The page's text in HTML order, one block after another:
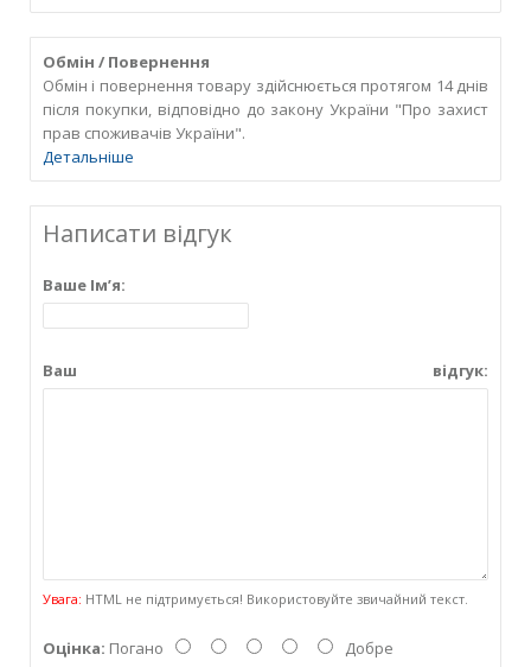
Обмін / Повернення
Обмін і повернення товару здійснюється протягом 14 днів
після покупки, відповідно до закону України "Про захист
прав споживачів України".
Детальніше
Написати відгук
Ваше Ім’я:
Ваш відгук:
Увага: HTML не підтримується! Використовуйте звичайний текст.
Оцінка: Погано Добре